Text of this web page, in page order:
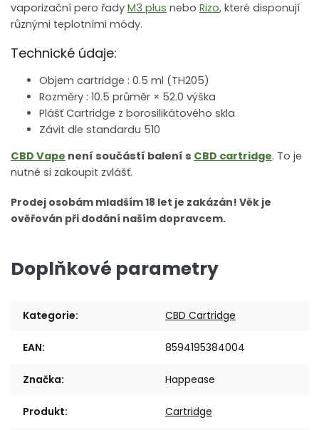
vaporizační pero řady M3 plus nebo Rizo, které disponují
různými teplotními módy.
Technické údaje:
Objem cartridge : 0.5 ml (TH205)
Rozměry : 10.5 průměr × 52.0 výška
Plášť Cartridge z borosilikátového skla
Závit dle standardu 510
CBD Vape není součástí balení s CBD cartridge. To je
nutné si zakoupit zvlášť.
Prodej osobám mladším 18 let je zakázán! Věk je
ověřován při dodání naším dopravcem.
Doplňkové parametry
Kategorie: CBD Cartridge
EAN: 8594195384004
Značka: Happease
Produkt: Cartridge